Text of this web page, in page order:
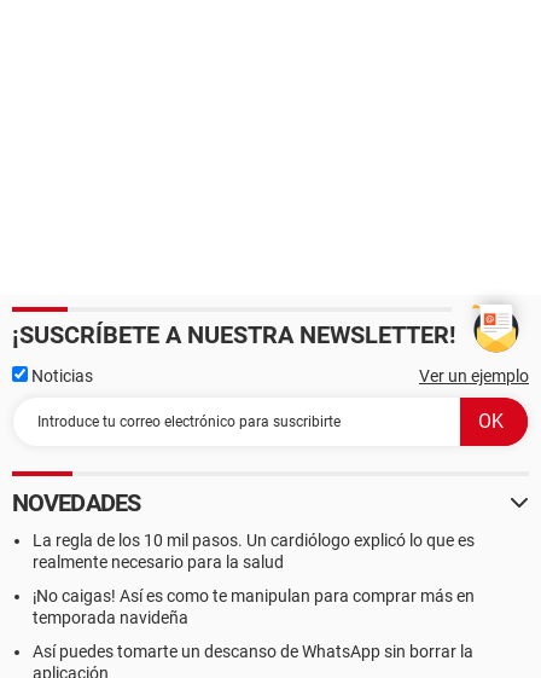
¡SUSCRÍBETE A NUESTRA NEWSLETTER!
Noticias Ver un ejemplo
NOVEDADES
La regla de los 10 mil pasos. Un cardiólogo explicó lo que es
realmente necesario para la salud
¡No caigas! Así es como te manipulan para comprar más en
temporada navideña
Así puedes tomarte un descanso de WhatsApp sin borrar la
aplicación